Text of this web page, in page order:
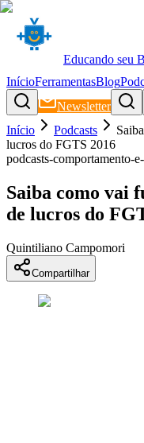
Educando seu
InícioFerramentasBlog
Newsletter
Início
Podcasts
lucros do FGTS 2016
podcasts-comportamento-
Saiba como vai
de lucros do
Quintiliano Campomori
Compartilhar